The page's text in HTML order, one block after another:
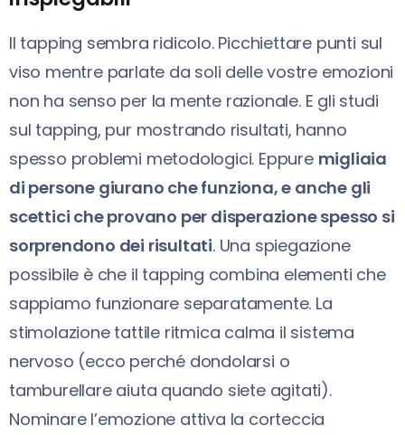
Il tapping sembra ridicolo. Picchiettare punti sul
viso mentre parlate da soli delle vostre emozioni
non ha senso per la mente razionale. E gli studi
sul tapping, pur mostrando risultati, hanno
spesso problemi metodologici. Eppure migliaia
di persone giurano che funziona, e anche gli
scettici che provano per disperazione spesso si
sorprendono dei risultati. Una spiegazione
possibile è che il tapping combina elementi che
sappiamo funzionare separatamente. La
stimolazione tattile ritmica calma il sistema
nervoso (ecco perché dondolarsi o
tamburellare aiuta quando siete agitati).
Nominare l’emozione attiva la corteccia